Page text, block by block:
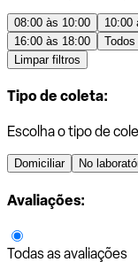
08:00 às 10:00 10:00
16:00 às 18:00
Todos
Limpar filtros
Tipo de coleta:
Escolha o tipo de
Domiciliar No
Avaliações:
Todas as avaliações